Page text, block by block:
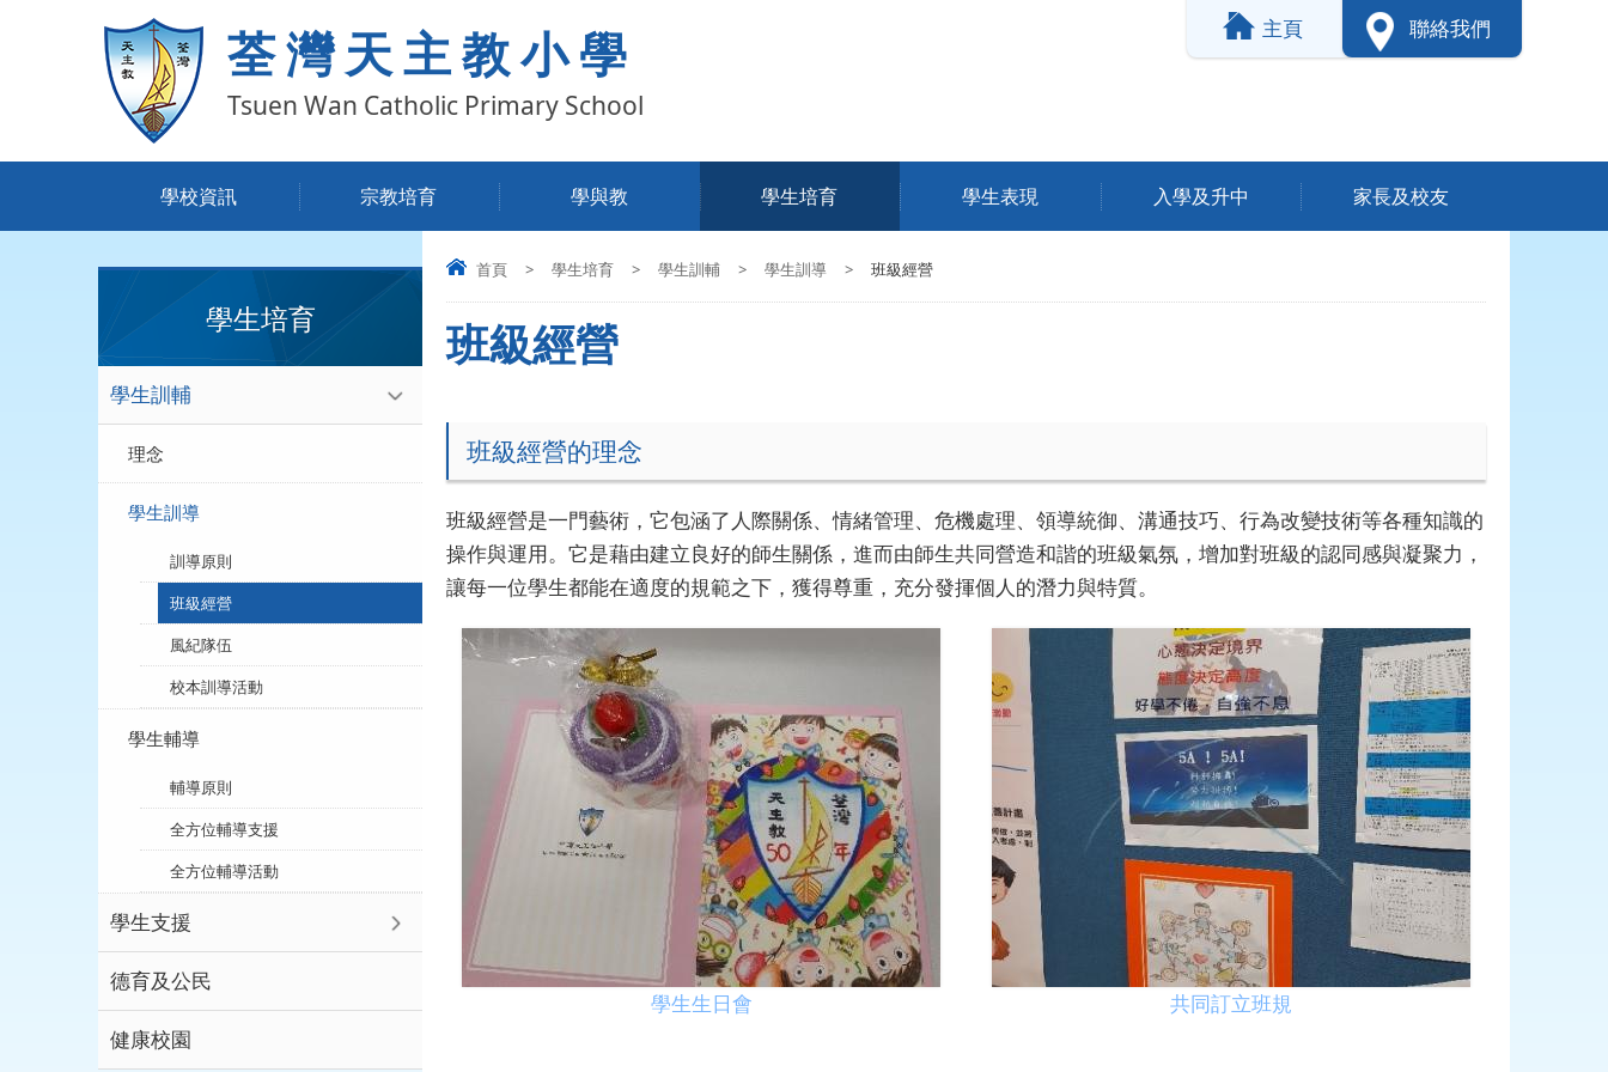
荃灣天主教小學
Tsuen Wan Catholic Primary School
主頁 聯絡我們
學校資訊 宗教培育 學與教 學生培育 學生表現 入學及升中 家長及校友
首頁 > 學生培育 > 學生訓輔 > 學生訓導 > 班級經營
班級經營
班級經營的理念
班級經營是一門藝術，它包涵了人際關係、情緒管理、危機處理、領導統御、溝通技巧、行為改變技術等各種知識的
操作與運用。它是藉由建立良好的師生關係，進而由師生共同營造和諧的班級氣氛，增加對班級的認同感與凝聚力，
讓每一位學生都能在適度的規範之下，獲得尊重，充分發揮個人的潛力與特質。
學生生日會 共同訂立班規
學生培育
學生訓輔
理念
學生訓導
訓導原則
班級經營
風紀隊伍
校本訓導活動
學生輔導
輔導原則
全方位輔導支援
全方位輔導活動
學生支援
德育及公民
健康校園